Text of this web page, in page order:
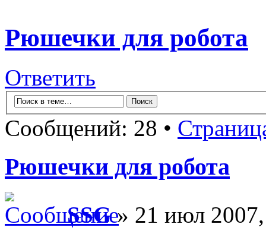
Рюшечки для робота
Ответить
Сообщений: 28 •
Рюшечки для робота
SSG» 21 июл